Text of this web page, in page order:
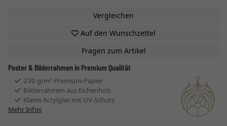
Vergleichen
Auf den Wunschzettel
Fragen zum Artikel
Poster & Bilderrahmen in Premium Qualität
230 g/m² Premium-Papier
Bilderrahmen aus Eichenholz
Klares Acrylglas mit UV-Schutz
Mehr Infos